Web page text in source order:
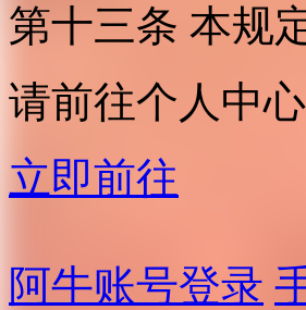
第十三条 本规
请前往个人中
立即前往
阿牛账号登录